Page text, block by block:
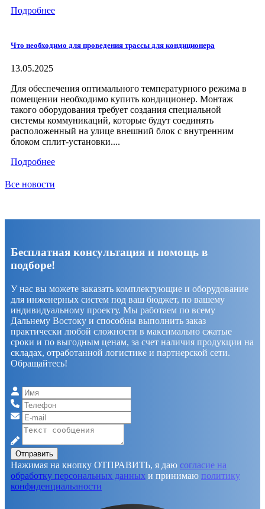
Подробнее
Что необходимо для проведения трассы для кондиционера
13.05.2025
Для обеспечения оптимального температурного режима в
помещении необходимо купить кондиционер. Монтаж
такого оборудования требует создания специальной
системы коммуникаций, которые будут соединять
расположенный на улице внешний блок с внутренним
блоком сплит-установки....
Подробнее
Все новости
Бесплатная консультация и помощь в
подборе!
У нас вы можете заказать комплектующие и оборудование
для инженерных систем под ваш бюджет, по вашему
индивидуальному проекту. Мы работаем по всему
Дальнему Востоку и способны выполнить заказ
практически любой сложности в максимально сжатые
сроки и по выгодным ценам, за счет наличия продукции на
складах, отработанной логистике и партнерской сети.
Обращайтесь!
Отправить
Нажимая на кнопку ОТПРАВИТЬ, я даю согласие на
обработку персональных данных и принимаю политику
конфиденциальаности